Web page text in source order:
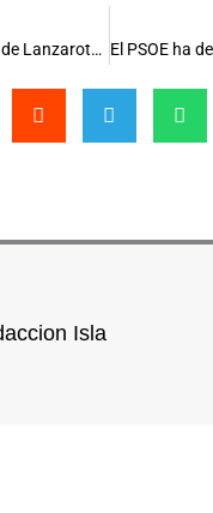
El Festival de Música Visual de Lanzarote abre la venta de entradas de su 20ª edición
Isla